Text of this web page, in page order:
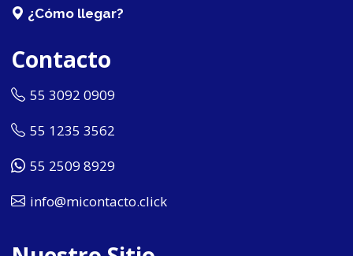
¿Cómo llegar?
Contacto
55 3092 0909
55 1235 3562
55 2509 8929
info@micontacto.click